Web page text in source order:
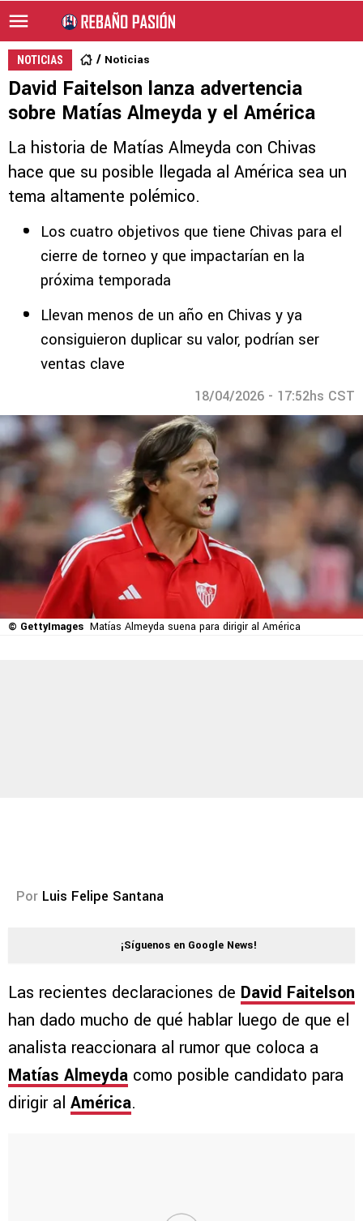
NOTICIAS Noticias
David Faitelson lanza advertencia
sobre Matías Almeyda y el América
La historia de Matías Almeyda con Chivas
hace que su posible llegada al América sea un
tema altamente polémico.
Los cuatro objetivos que tiene Chivas para el
cierre de torneo y que impactarían en la
próxima temporada
Llevan menos de un año en Chivas y ya
consiguieron duplicar su valor, podrían ser
ventas clave
18/04/2026 - 17:52hs CST
© GettyImages Matías Almeyda suena para dirigir al América
Por Luis Felipe Santana
¡Síguenos en Google News!
Las recientes declaraciones de David Faitelson
han dado mucho de qué hablar luego de que el
analista reaccionara al rumor que coloca a
Matías Almeyda como posible candidato para
dirigir al América.